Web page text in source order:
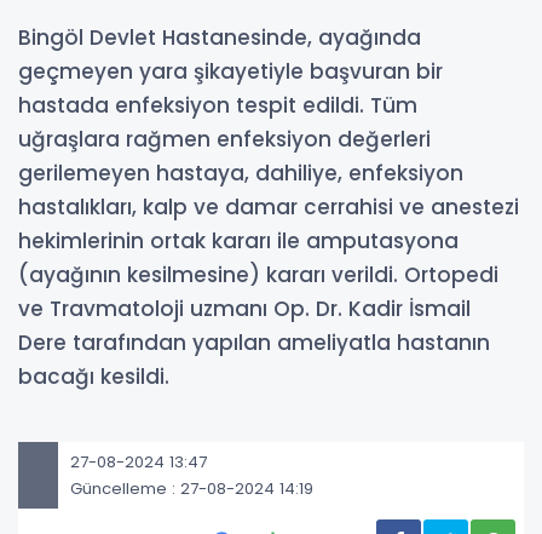
Bingöl Devlet Hastanesinde, ayağında
geçmeyen yara şikayetiyle başvuran bir
hastada enfeksiyon tespit edildi. Tüm
uğraşlara rağmen enfeksiyon değerleri
gerilemeyen hastaya, dahiliye, enfeksiyon
hastalıkları, kalp ve damar cerrahisi ve anestezi
hekimlerinin ortak kararı ile amputasyona
(ayağının kesilmesine) kararı verildi. Ortopedi
ve Travmatoloji uzmanı Op. Dr. Kadir İsmail
Dere tarafından yapılan ameliyatla hastanın
bacağı kesildi.
27-08-2024 13:47
Güncelleme : 27-08-2024 14:19